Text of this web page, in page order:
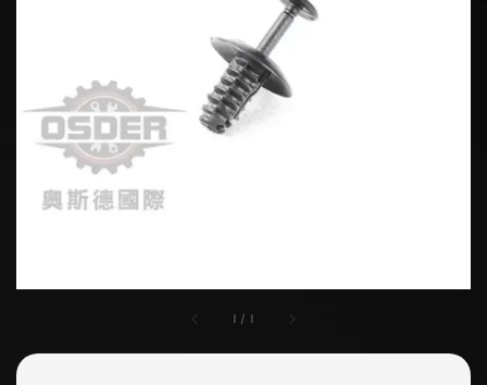
1 / 1